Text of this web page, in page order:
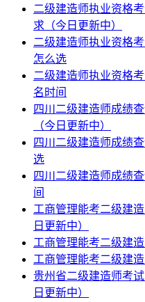
二级建造师执业资格
求（今日更新中）
二级建造师执业资格
怎么选
二级建造师执业资格
名时间
四川二级建造师成绩
（今日更新中）
四川二级建造师成绩
选
四川二级建造师成绩
间
工商管理能考二级建
日更新中）
工商管理能考二级建
工商管理能考二级建
贵州省二级建造师考
日更新中）